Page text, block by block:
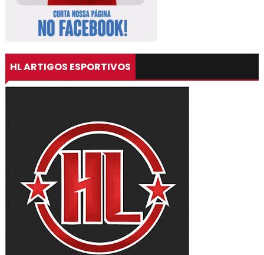
HL ARTIGOS ESPORTIVOS